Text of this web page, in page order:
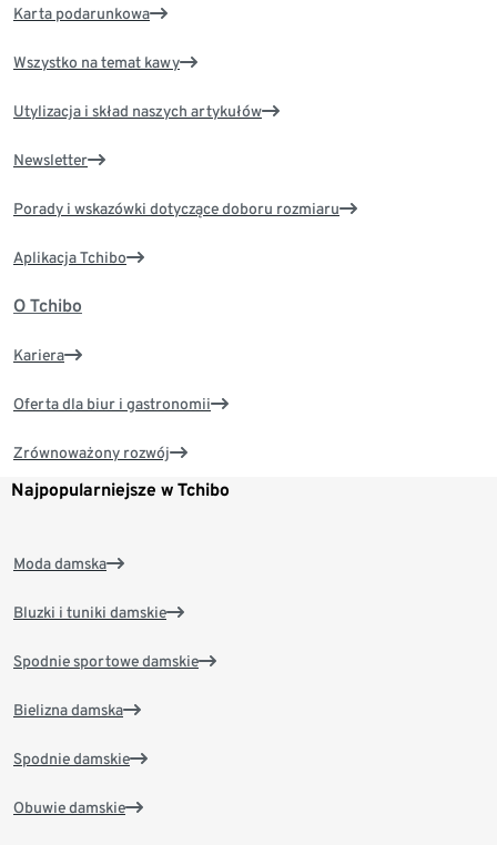
Karta podarunkowa
Wszystko na temat kawy
Utylizacja i skład naszych artykułów
Newsletter
Porady i wskazówki dotyczące doboru rozmiaru
Aplikacja Tchibo
O Tchibo
Kariera
Oferta dla biur i gastronomii
Zrównoważony rozwój
Najpopularniejsze w Tchibo
Moda damska
Bluzki i tuniki damskie
Spodnie sportowe damskie
Bielizna damska
Spodnie damskie
Obuwie damskie